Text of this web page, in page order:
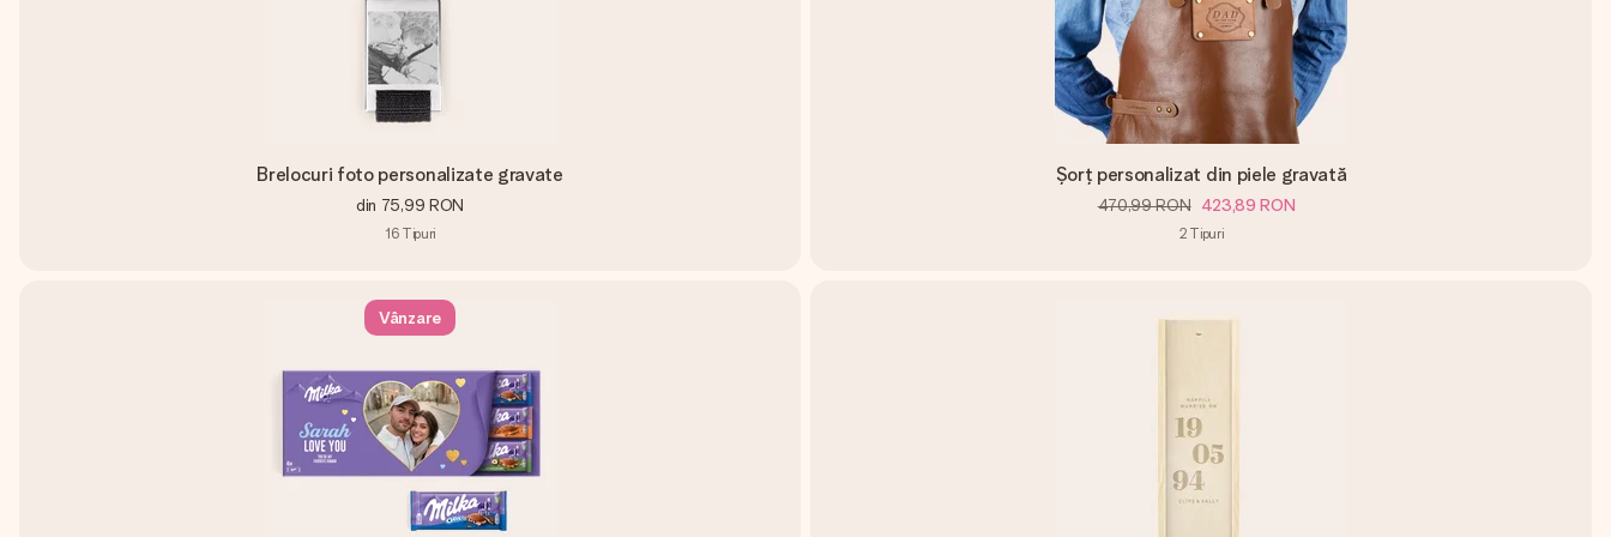
Brelocuri foto personalizate gravate
din 75,99 RON
16 Tipuri
Șorț personalizat din piele gravată
470,99 RON 423,89 RON
2 Tipuri
Vânzare